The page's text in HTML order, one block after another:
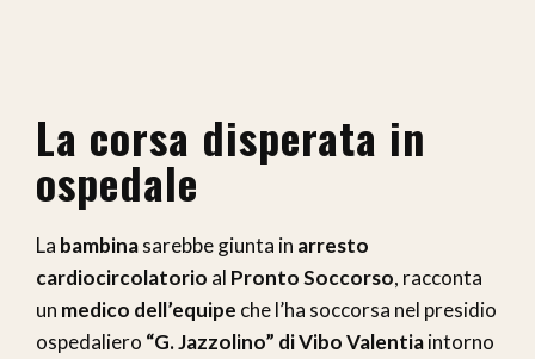
La corsa disperata in
ospedale
La bambinasarebbe giunta in arresto
cardiocircolatorio al Pronto Soccorso, racconta
un medico dell’equipe che l’ha soccorsa nel presidio
ospedaliero “G. Jazzolino” di Vibo Valentiaintorno